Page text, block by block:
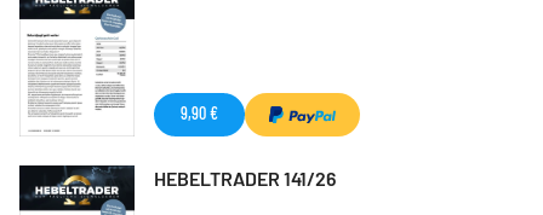
9,90 €
HEBELTRADER 141/26